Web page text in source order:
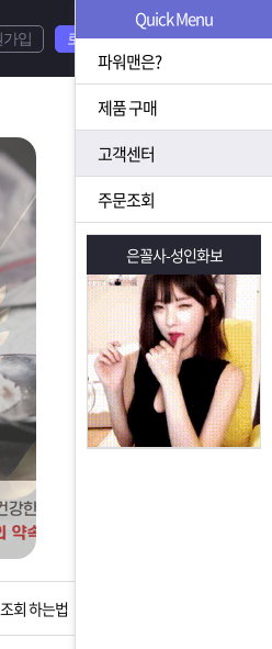
가입 로그인
바랍니다.
회 하는법
Quick Menu
파워맨은?
제품 구매
고객센터
주문조회
화보 은꼴사-성인화보